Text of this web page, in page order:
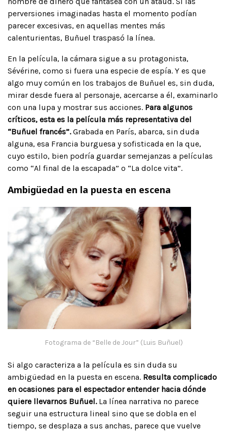
perversiones imaginadas hasta el momento podían
parecer excesivas, en aquellas mentes más
calenturientas, Buñuel traspasó la línea.
En la película, la cámara sigue a su protagonista,
Sévérine, como si fuera una especie de espía. Y es que
algo muy común en los trabajos de Buñuel es, sin duda,
mirar desde fuera al personaje, acercarse a él, examinarlo
con una lupa y mostrar sus acciones. Para algunos
críticos, esta es la película más representativa del
“Buñuel francés”.Grabada en París, abarca, sin duda
alguna, esa Francia burguesa y sofisticada en la que,
cuyo estilo, bien podría guardar semejanzas a películas
como “Al final de la escapada” o “La dolce vita”.
Ambigüedad en la puesta en escena
Fotograma de “Belle de Jour” (Luis Buñuel)
Si algo caracteriza a la película es sin duda su
ambigüedad en la puesta en escena. Resulta complicado
en ocasiones para el espectador entender hacia dónde
quiere llevarnos Buñuel. La línea narrativa no parece
seguir una estructura lineal sino que se dobla en el
tiempo, se desplaza a sus anchas, parece que vuelve